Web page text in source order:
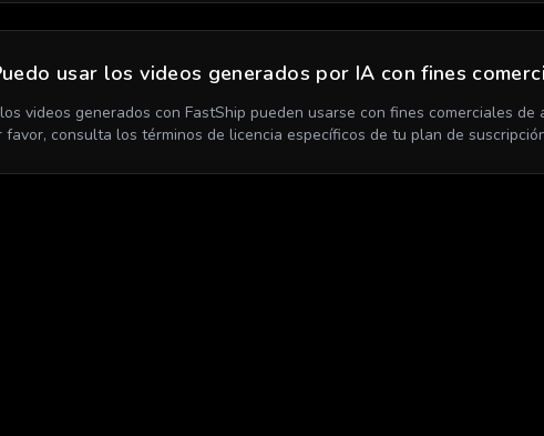
usar los videos generados por IA con fines
videos generados con FastShip pueden usarse con fines comerciales
favor, consulta los términos de licencia específicos de tu plan de